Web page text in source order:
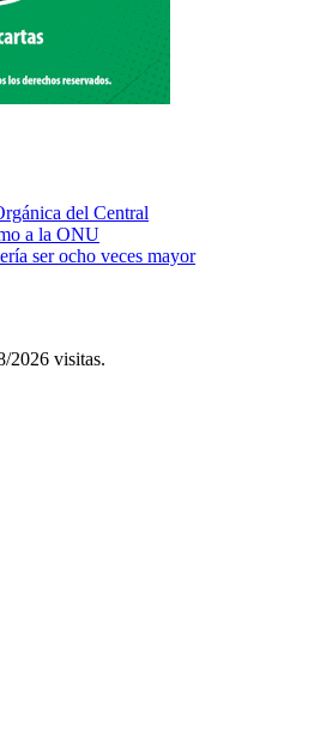
del Central
a la ONU
ser ocho veces mayor
2026 visitas.